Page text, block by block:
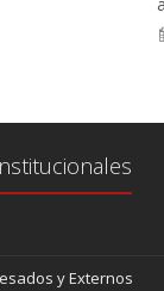
y Externos